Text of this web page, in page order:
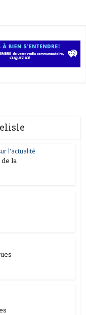
l'actualité
de la